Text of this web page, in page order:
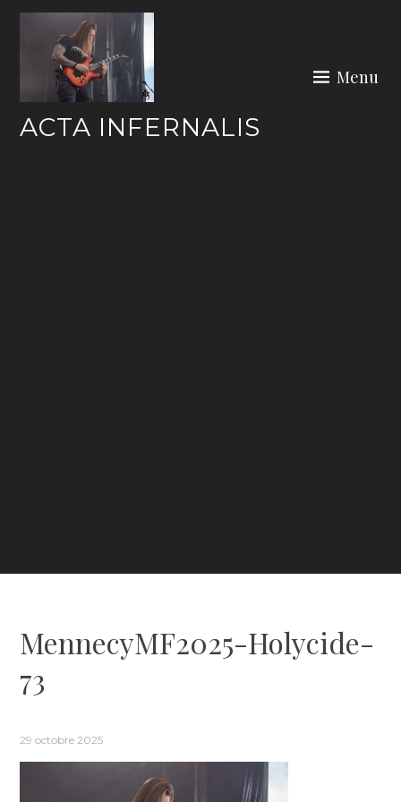
Skip
ACTA INFERNALIS
Menu
MennecyMF2025-Holycide-
73
29 octobre 2025